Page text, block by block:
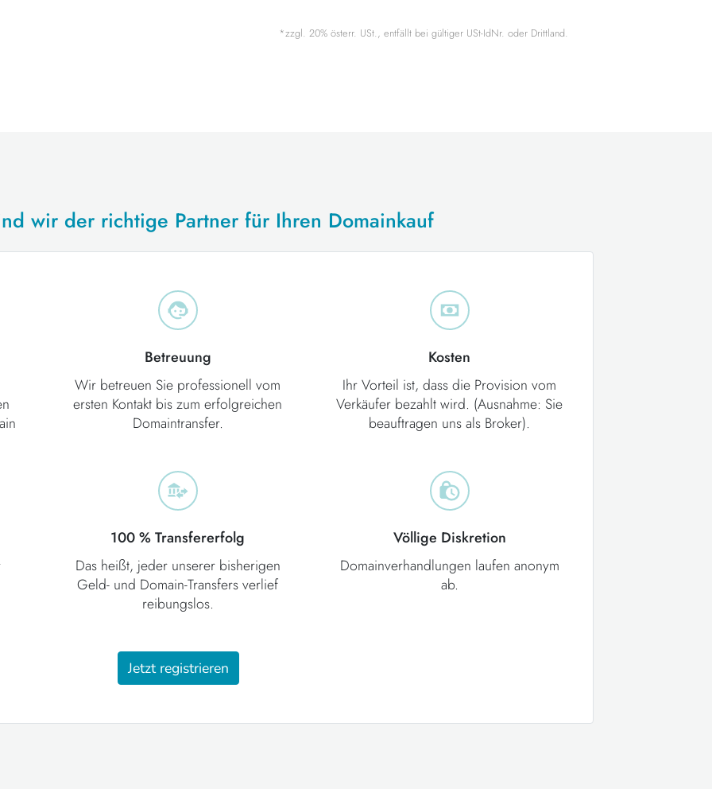
*zzgl. 20% österr. USt., entfällt bei gültiger USt-IdNr. oder Drittland.
wir der richtige Partner für Ihren Domainkauf
Betreuung
Wir betreuen Sie professionell vom
ersten Kontakt bis zum erfolgreichen
Domaintransfer.
Kosten
Ihr Vorteil ist, dass die Provision vom
Verkäufer bezahlt wird. (Ausnahme: Sie
beauftragen uns als Broker).
100 % Transfererfolg
Das heißt, jeder unserer bisherigen
Geld- und Domain-Transfers verlief
reibungslos.
Völlige Diskretion
Domainverhandlungen laufen anonym
ab.
Jetzt registrieren